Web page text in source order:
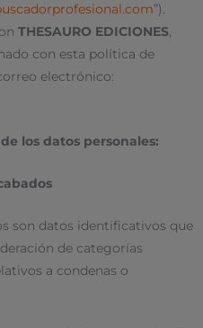
”).
THESAURO EDICIONES
con esta política de
electrónico:
los datos personales:
son datos identificativos que
de categorías
a condenas o